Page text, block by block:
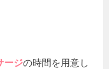
ージの時間を用意し